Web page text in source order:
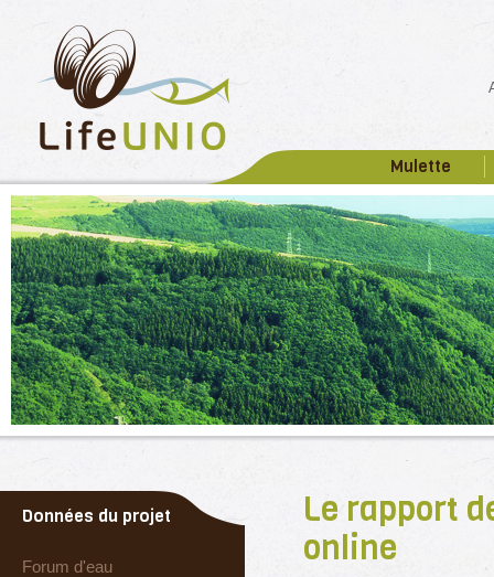
Mulette
Données du projet
Forum d'eau
Le rapport
online